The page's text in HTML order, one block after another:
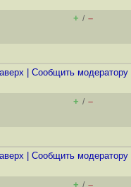
+ / –
Cообщить модератору
+ / –
Cообщить модератору
+ / –